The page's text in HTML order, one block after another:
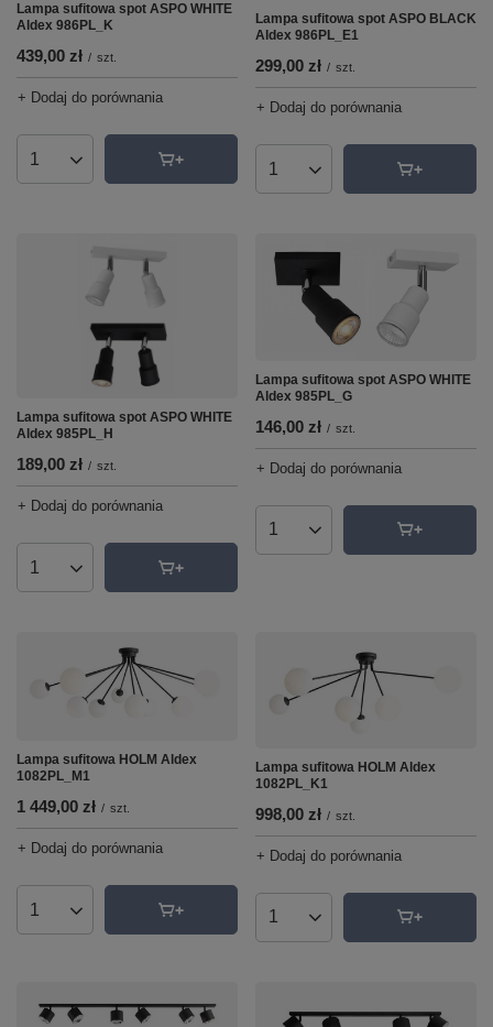
Lampa sufitowa spot ASPO WHITE
Aldex 986PL_K
439,00 zł / szt.
+ Dodaj do porównania
Ilość produktów
Lampa sufitowa spot ASPO BLACK
Aldex 986PL_E1
299,00 zł / szt.
+ Dodaj do porównania
Ilość produktów
Lampa sufitowa spot ASPO WHITE
Aldex 985PL_H
189,00 zł / szt.
+ Dodaj do porównania
Ilość produktów
Lampa sufitowa spot ASPO WHITE
Aldex 985PL_G
146,00 zł / szt.
+ Dodaj do porównania
Ilość produktów
Lampa sufitowa HOLM Aldex
1082PL_M1
1 449,00 zł / szt.
+ Dodaj do porównania
Ilość produktów
Lampa sufitowa HOLM Aldex
1082PL_K1
998,00 zł / szt.
+ Dodaj do porównania
Ilość produktów